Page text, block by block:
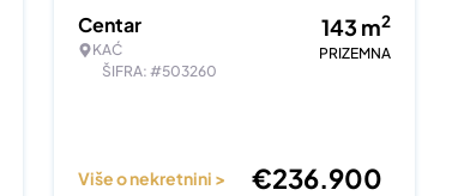
Centar
KAĆ
ŠIFRA: #503260
143 m2
PRIZEMNA
Više o nekretnini > €236.900